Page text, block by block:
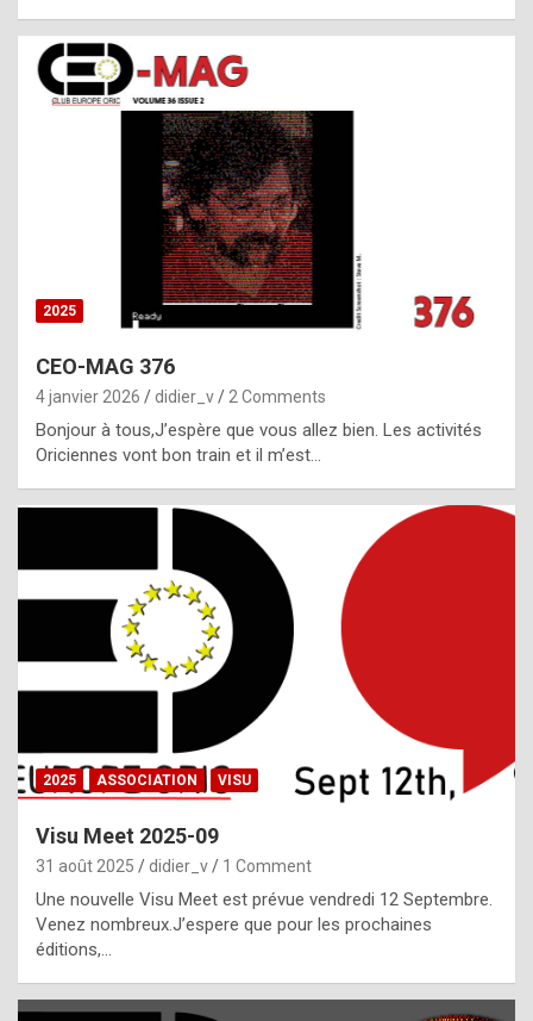
c
h
i
s
t
o
r
p
e
c
i
l
,
g
h
t
f
2025
CEO-MAG 376
4 janvier 2026 didier_v 2 Comments
Bonjour à tous,J’espère que vous allez bien. Les activités
Oriciennes vont bon train et il m’est…
2025 ASSOCIATION VISU
Visu Meet 2025-09
31 août 2025 didier_v 1 Comment
Une nouvelle Visu Meet est prévue vendredi 12 Septembre.
Venez nombreux.J’espere que pour les prochaines
éditions,…